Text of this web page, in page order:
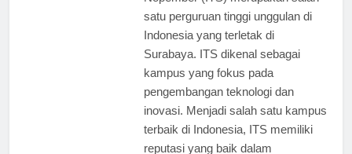
Nopember (ITS) merupakan salah
satu perguruan tinggi unggulan di
Indonesia yang terletak di
Surabaya. ITS dikenal sebagai
kampus yang fokus pada
pengembangan teknologi dan
inovasi. Menjadi salah satu kampus
terbaik di Indonesia, ITS memiliki